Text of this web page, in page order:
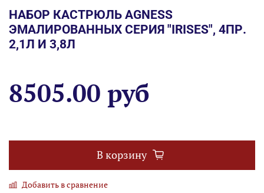
НАБОР КАСТРЮЛЬ AGNESS
ЭМАЛИРОВАННЫХ СЕРИЯ "IRISES", 4ПР.
2,1Л И 3,8Л
8505.00 руб
В корзину
Добавить в сравнение